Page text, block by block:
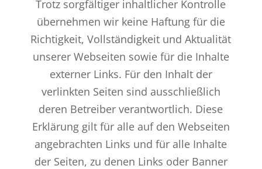
Trotz sorgfältiger inhaltlicher Kontrolle
übernehmen wir keine Haftung für die
Richtigkeit, Vollständigkeit und Aktualität
unserer Webseiten sowie für die Inhalte
externer Links. Für den Inhalt der
verlinkten Seiten sind ausschließlich
deren Betreiber verantwortlich. Diese
Erklärung gilt für alle auf den Webseiten
angebrachten Links und für alle Inhalte
der Seiten, zu denen Links oder Banner